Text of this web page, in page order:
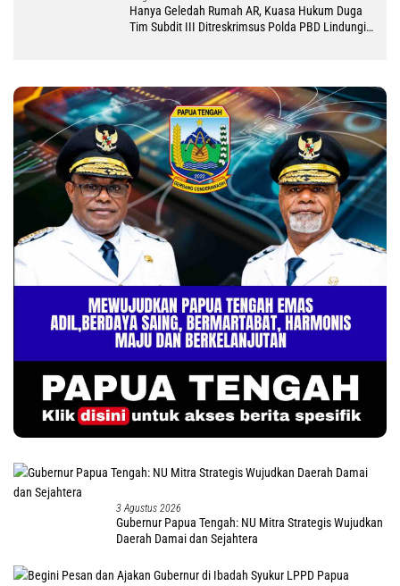
Hanya Geledah Rumah AR, Kuasa Hukum Duga
Tim Subdit III Ditreskrimsus Polda PBD Lindungi
3 Agustus 2026
Gubernur Papua Tengah: NU Mitra Strategis Wujudkan
Daerah Damai dan Sejahtera